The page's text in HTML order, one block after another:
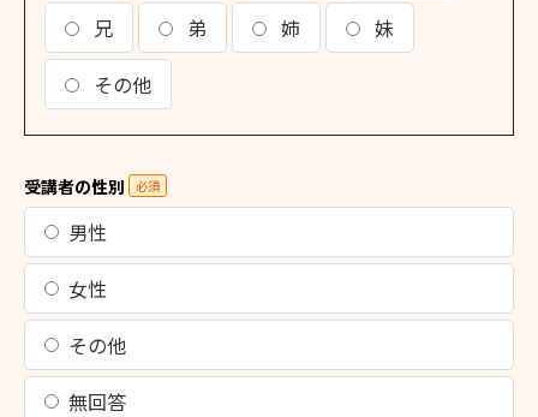
兄
弟 姉
妹
その他
受講者の性別 必須
男性
女性
その他
無回答